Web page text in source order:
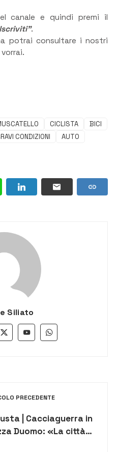
canale e quindi premi il
.
potrai consultare i nostri
CICLISTA
BICI
CONDIZIONI
AUTO
Siliato
PRECEDENTE
| Cacciaguerra in
Duomo: «La città